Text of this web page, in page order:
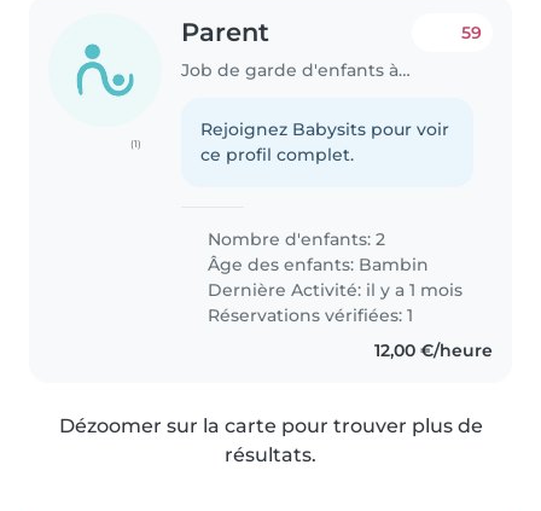
(1)
Parent
Job de garde d'enfants à Jaunay-Clan
59
Rejoignez Babysits pour voir
ce profil complet.
Nombre d'enfants: 2
Âge des enfants: Bambin
Dernière Activité: il y a 1 mois
Réservations vérifiées: 1
12,00 €/heure
Dézoomer sur la carte pour trouver plus de
résultats.